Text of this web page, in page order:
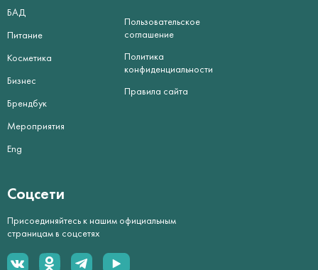
БАД
Питание
Косметика
Бизнес
Брендбук
Мероприятия
Eng
Пользовательское
соглашение
Политика
конфиденциальности
Правила сайта
Соцсети
Присоединяйтесь к нашим официальным
страницам в соцсетях